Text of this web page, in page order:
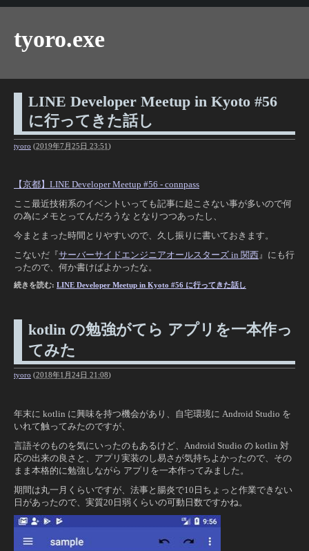
tyoro.exe
LINE Developer Meetup in Kyoto #56
に行ってきた話し
tyoro (2019年7月25日 23:51)
【京都】LINE Developer Meetup #56 - connpass
ここ最近技術系のイベントいっても記事に起こさない事が多いので何
の為にメモとってんだろうな となりつつあったし、
今まとまった時間とりやすいので、久し振りに書いておきます。
こないだ『サーバーサイドエンジニアオールスターズ in 関西 』にも行
ったので、何か書けばよかったな。
続きを読む: LINE Developer Meetup in Kyoto #56 に行ってきた話し
kotlin の勉強がてら アプリを一本作っ
てみた
tyoro (2018年1月24日 21:08)
年末に kotlin に興味を持つ機会があり、自宅環境に Android Studio を
いれて触ってみたのですが、
言語そのものを気にいったのもあるけど、Android Studio の kotlin 対
応の出来の良さと、アプリ実装のし易さが気持ちよかったので、その
まま本格的に勉強しながら アプリを一本作ってみました。
期間は丸一月くらいですが、法事と腸炎で10日ちょっと作業できない
日があったので、実質20日弱くらいの可動日数ですかね。